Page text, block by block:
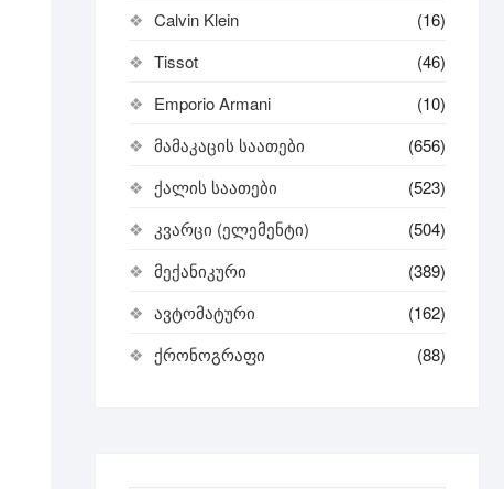
Calvin Klein
(16)
Tissot
(46)
Emporio Armani
(10)
მამაკაცის საათები
(656)
ქალის საათები
(523)
კვარცი (ელემენტი)
(504)
მექანიკური
(389)
ავტომატური
(162)
ქრონოგრაფი
(88)